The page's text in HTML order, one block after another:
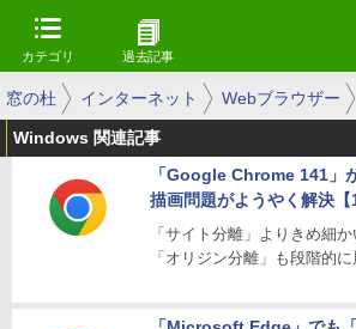
カテゴリ 過去記事
窓の杜 インターネット Webブラウザー
Windows 関連記事
「Google Chrome 141」
描画問題がようやく解決【
「サイト分離」よりきめ細
「オリジン分離」も段階的に